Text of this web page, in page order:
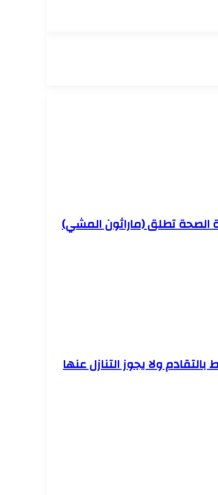
الصحة تطلق (ماراثون المشي)
ولا يجوز التنازل عنها